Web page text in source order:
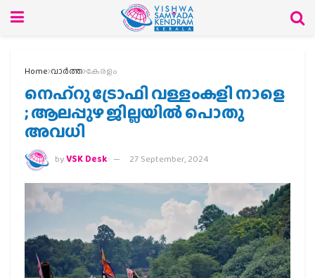
Home വാര്‍ത്ത കേരളം
നെഹ്‌റു ട്രോഫി വള്ളംകളി നാളെ
; ആലപ്പുഴ ജില്ലയില്‍ പൊതു
അവധി
byVSK Desk 27 September, 2024